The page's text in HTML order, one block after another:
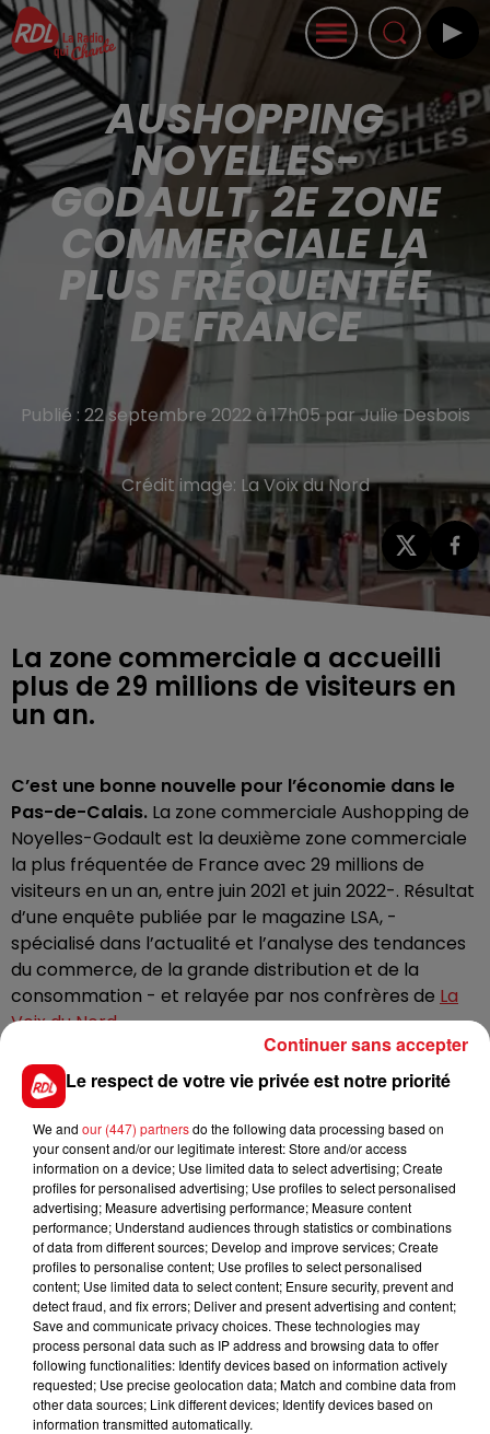
AUSHOPPING
NOYELLES-
GODAULT, 2E ZONE
COMMERCIALE LA
PLUS FRÉQUENTÉE
DE FRANCE
Publié : 22 septembre 2022 à 17h05 par Julie Desbois
Crédit image: La Voix du Nord
La zone commerciale a accueilli
plus de 29 millions de visiteurs en
un an.
C’est une bonne nouvelle pour l’économie dans le
Pas-de-Calais. La zone commerciale Aushopping de
Noyelles-Godault est la deuxième zone commerciale
la plus fréquentée de France avec 29 millions de
visiteurs en un an, entre juin 2021 et juin 2022-. Résultat
d’une enquête publiée par le magazine LSA, -
spécialisé dans l’actualité et l’analyse des tendances
du commerce, de la grande distribution et de la
consommation - et relayée par nos confrères de La
Voix du Nord.
Une zone commerciale située au nord de Marseille
occupe la 1ère place avec près de 40 millions de
visites par an. Une autre zone commerciale nordiste
intègre le Top 15 : celle de Lomme, dans la métropole
lilloise.
FIL D'ACTUS
Le respect de votre vie privée est notre priorité
We and our (447) partnersdo the following data processing based on
your consent and/or our legitimate interest: Store and/or access
information on a device; Use limited data to select advertising; Create
profiles for personalised advertising; Use profiles to select personalised
advertising; Measure advertising performance; Measure content
performance; Understand audiences through statistics or combinations
of data from different sources; Develop and improve services; Create
profiles to personalise content; Use profiles to select personalised
content; Use limited data to select content; Ensure security, prevent and
detect fraud, and fix errors; Deliver and present advertising and content;
Save and communicate privacy choices. These technologies may
process personal data such as IP address and browsing data to offer
following functionalities: Identify devices based on information actively
requested; Use precise geolocation data; Match and combine data from
other data sources; Link different devices; Identify devices based on
information transmitted automatically.
Continuer sans accepter